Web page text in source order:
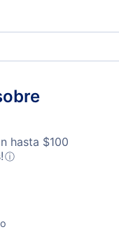
hasta $100
ⓘ